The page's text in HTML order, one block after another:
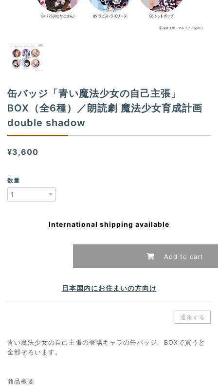
n
缶バッジ「青い魔法少女の自己主張」
BOX（全6種）／朗読劇 魔法少女育成計画
double shadow
¥3,600
数量
International shipping available
Add to cart
日本国内にお住まいの方向け
通報する
青い魔法少女の自己主張の登場キャラの缶バッジ。BOXで買うと
全部そろいます。
商品概要